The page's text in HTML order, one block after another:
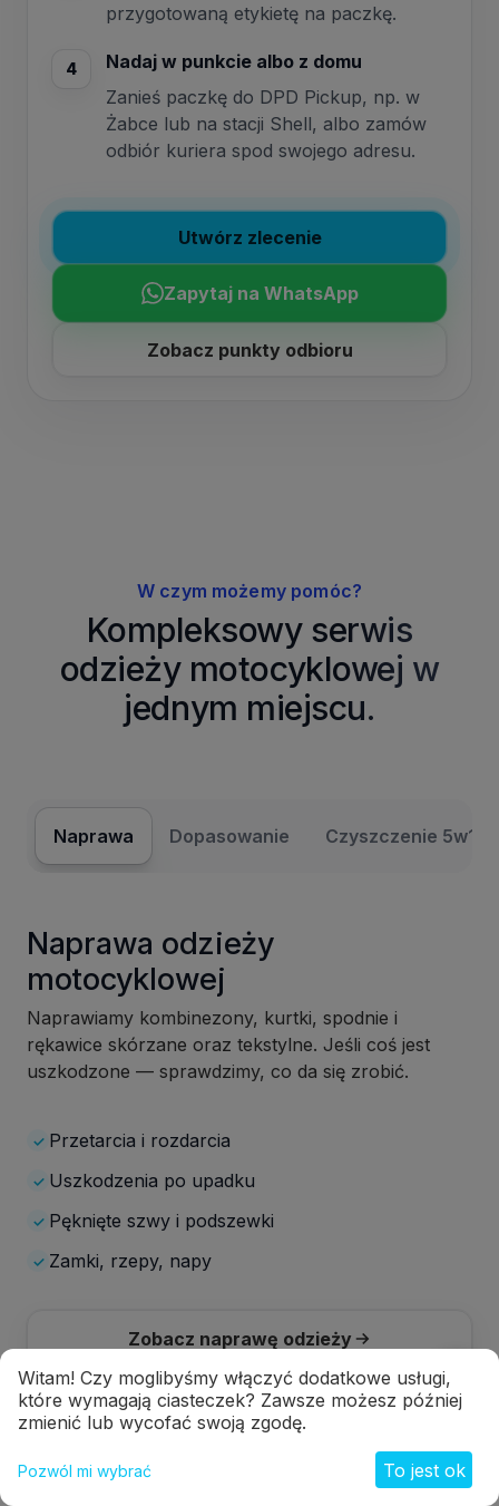
przygotowaną etykietę na paczkę.
4
Nadaj w punkcie albo z domu
Zanieś paczkę do DPD Pickup, np. w
Żabce lub na stacji Shell, albo zamów
odbiór kuriera spod swojego adresu.
Utwórz zlecenie
Zapytaj na WhatsApp
Zobacz punkty odbioru
W czym możemy pomóc?
Kompleksowy serwis
odzieży motocyklowej w
jednym miejscu.
Naprawa Dopasowanie Czyszczenie 5w1
Naprawa odzieży
motocyklowej
Naprawiamy kombinezony, kurtki, spodnie i
rękawice skórzane oraz tekstylne. Jeśli coś jest
uszkodzone — sprawdzimy, co da się zrobić.
✓ Przetarcia i rozdarcia
✓ Uszkodzenia po upadku
✓ Pęknięte szwy i podszewki
✓ Zamki, rzepy, napy
Zobacz naprawę odzieży
Masz już odzież do wysłania albo potrzebujesz
Witam! Czy moglibyśmy włączyć dodatkowe usługi,
które wymagają ciasteczek? Zawsze możesz później
zmienić lub wycofać swoją zgodę.
Pozwól mi wybrać To jest ok